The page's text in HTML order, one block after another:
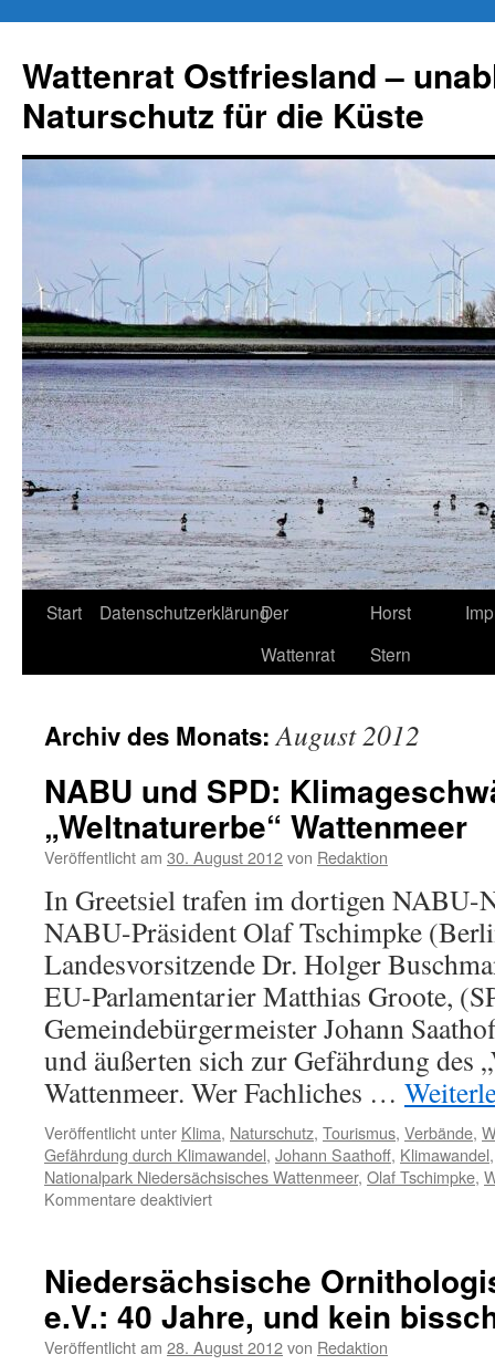
springen
Wattenrat Ostfriesland –
Naturschutz für die Küste
Start DatenschutzerklärungDer
Wattenrat
Horst
Stern
Archiv des Monats:August 2012
NABU und SPD:
„Weltnaturerbe“ Wattenmeer
Veröffentlicht am 30. August 2012von Redaktion
In Greetsiel trafen im dortigen NABU-
NABU-Präsident Olaf Tschimpke
Landesvorsitzende Dr. Holger
EU-Parlamentarier Matthias Groote,
Gemeindebürgermeister Johann
und äußerten sich zur Gefährdung des
Wattenmeer. Wer Fachliches …
Veröffentlicht unter Klima, Naturschutz, Tourismus, Verbände,
Gefährdung durch Klimawandel, Johann Saathoff, Klimawandel
Nationalpark Niedersächsisches Wattenmeer, Olaf Tschimpke,
Kommentare deaktiviertfür
Klimageschwätz
im
„Weltnaturerbe“
Wattenmeer
Niedersächsische
e.V.: 40 Jahre, und kein
Veröffentlicht am 28. August 2012von Redaktion